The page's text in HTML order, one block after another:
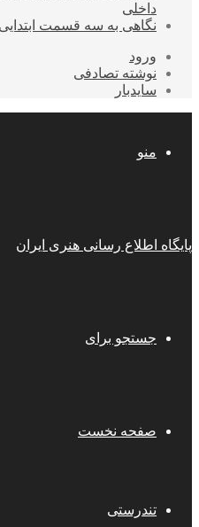
داخلی
نگاهی به سه قسمت
ورود
نوشته تصادفی
سایدبار
منو
پایگاه اطلاع رسانی هنری ایران
جستجو برای
صفحه نخست
تندرستی